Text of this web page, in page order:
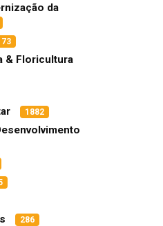
da
73
& Floricultura
1882
286